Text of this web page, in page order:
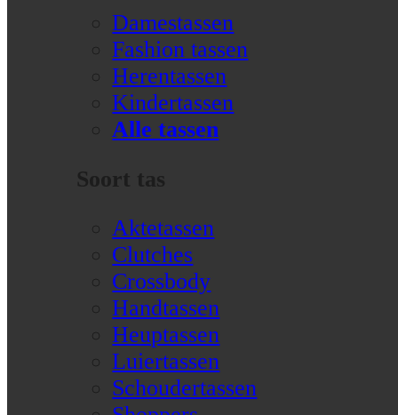
Damestassen
Fashion tassen
Herentassen
Kindertassen
Alle tassen
Soort tas
Aktetassen
Clutches
Crossbody
Handtassen
Heuptassen
Luiertassen
Schoudertassen